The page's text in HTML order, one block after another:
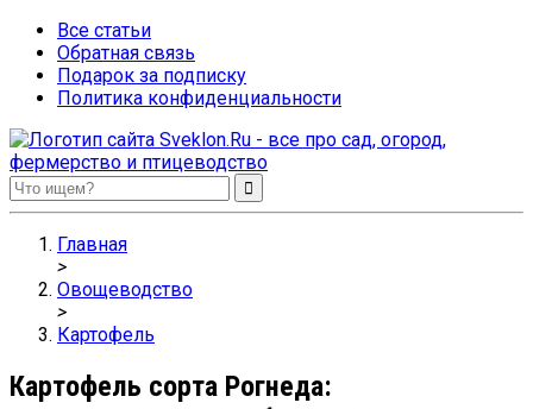
Все статьи
Обратная связь
Подарок за подписку
Политика конфиденциальности
Sveklon.Ru – все про сад, огород, фермерство и птицеводство
Главная
>
Овощеводство
>
Картофель
Картофель сорта Рогнеда: